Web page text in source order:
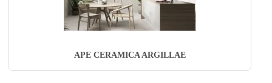
APE CERAMICA ARGILLAE